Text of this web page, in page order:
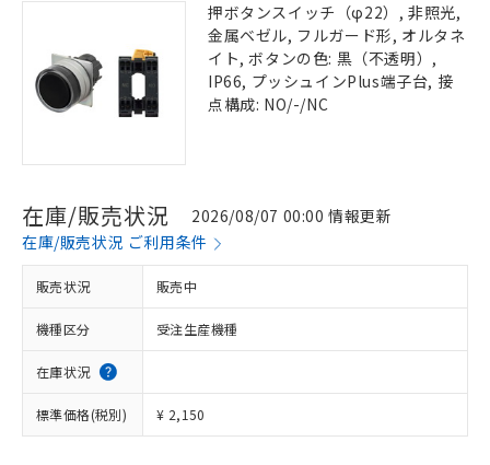
押ボタンスイッチ（φ22）, 非照光,
金属ベゼル, フルガード形, オルタネ
イト, ボタンの色: 黒（不透明）,
IP66, プッシュインPlus端子台, 接
点構成: NO/-/NC
在庫/販売状況
2026/08/07 00:00 情報更新
在庫/販売状況 ご利用条件
販売状況 販売中
機種区分 受注生産機種
在庫状況
標準価格(税別) ¥ 2,150